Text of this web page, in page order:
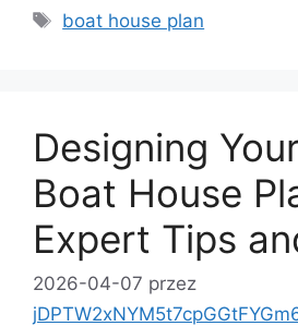
Tagi
boat house plan
Designing
Boat House
Expert Tips
2026-04-07 przez